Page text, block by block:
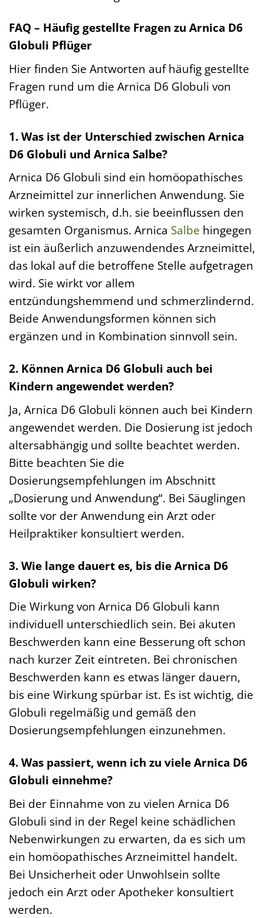
FAQ – Häufig gestellte Fragen zu Arnica D6
Globuli Pflüger
Hier finden Sie Antworten auf häufig gestellte
Fragen rund um die Arnica D6 Globuli von
Pflüger.
1. Was ist der Unterschied zwischen Arnica
D6 Globuli und Arnica Salbe?
Arnica D6 Globuli sind ein homöopathisches
Arzneimittel zur innerlichen Anwendung. Sie
wirken systemisch, d.h. sie beeinflussen den
gesamten Organismus. Arnica Salbe hingegen
ist ein äußerlich anzuwendendes Arzneimittel,
das lokal auf die betroffene Stelle aufgetragen
wird. Sie wirkt vor allem
entzündungshemmend und schmerzlindernd.
Beide Anwendungsformen können sich
ergänzen und in Kombination sinnvoll sein.
2. Können Arnica D6 Globuli auch bei
Kindern angewendet werden?
Ja, Arnica D6 Globuli können auch bei Kindern
angewendet werden. Die Dosierung ist jedoch
altersabhängig und sollte beachtet werden.
Bitte beachten Sie die
Dosierungsempfehlungen im Abschnitt
„Dosierung und Anwendung“. Bei Säuglingen
sollte vor der Anwendung ein Arzt oder
Heilpraktiker konsultiert werden.
3. Wie lange dauert es, bis die Arnica D6
Globuli wirken?
Die Wirkung von Arnica D6 Globuli kann
individuell unterschiedlich sein. Bei akuten
Beschwerden kann eine Besserung oft schon
nach kurzer Zeit eintreten. Bei chronischen
Beschwerden kann es etwas länger dauern,
bis eine Wirkung spürbar ist. Es ist wichtig, die
Globuli regelmäßig und gemäß den
Dosierungsempfehlungen einzunehmen.
4. Was passiert, wenn ich zu viele Arnica D6
Globuli einnehme?
Bei der Einnahme von zu vielen Arnica D6
Globuli sind in der Regel keine schädlichen
Nebenwirkungen zu erwarten, da es sich um
ein homöopathisches Arzneimittel handelt.
Bei Unsicherheit oder Unwohlsein sollte
jedoch ein Arzt oder Apotheker konsultiert
werden.